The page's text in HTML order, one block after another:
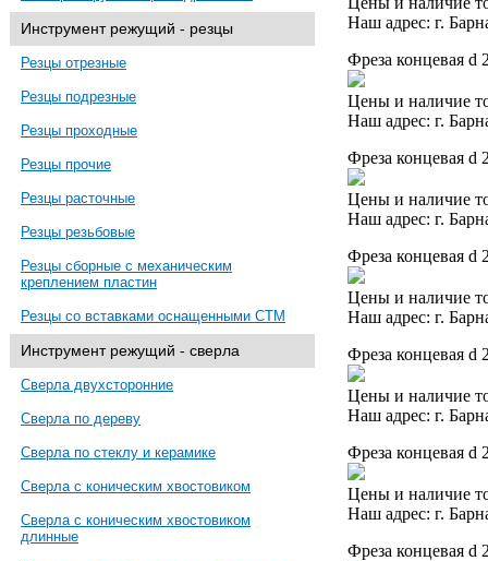
Инструмент режущий - резцы
Резцы отрезные
Резцы подрезные
Резцы проходные
Резцы прочие
Резцы расточные
Резцы резьбовые
Резцы сборные с механическим
креплением пластин
Резцы со вставками оснащенными СТМ
Инструмент режущий - сверла
Сверла двухсторонние
Сверла по дереву
Сверла по стеклу и керамике
Сверла с коническим хвостовиком
Сверла с коническим хвостовиком
длинные
Наш адрес: г.
Фреза концевая
Цены и наличие
Наш адрес: г.
Фреза концевая
Цены и наличие
Наш адрес: г.
Фреза концевая
Цены и наличие
Наш адрес: г.
Фреза концевая
Цены и наличие
Наш адрес: г.
Фреза концевая
Цены и наличие
Наш адрес: г.
Фреза концевая